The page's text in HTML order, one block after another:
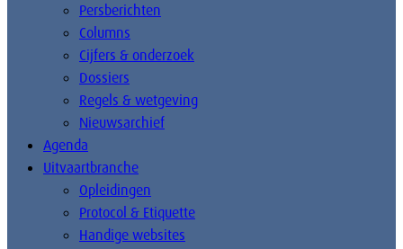
Persberichten
Columns
Cijfers & onderzoek
Dossiers
Regels & wetgeving
Nieuwsarchief
Agenda
Uitvaartbranche
Opleidingen
Protocol & Etiquette
Handige websites